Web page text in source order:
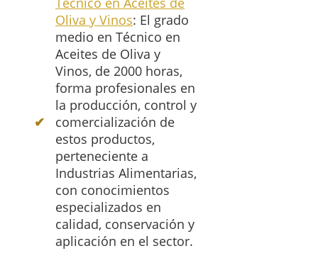
Oliva y Vinos: El grado
medio en Técnico en
Aceites de Oliva y
Vinos, de 2000 horas,
forma profesionales en
la producción, control y
comercialización de
estos productos,
perteneciente a
Industrias Alimentarias,
con conocimientos
especializados en
calidad, conservación y
aplicación en el sector.